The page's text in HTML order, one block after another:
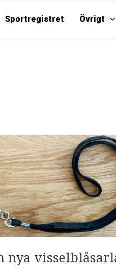
Sportregistret Övrigt
nya